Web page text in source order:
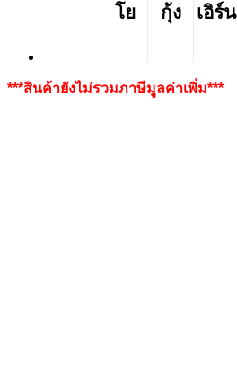
โย
กุ้ง
เอิร์น
***สินค้ายังไม่รวมภาษีมูลค่าเพิ่ม***